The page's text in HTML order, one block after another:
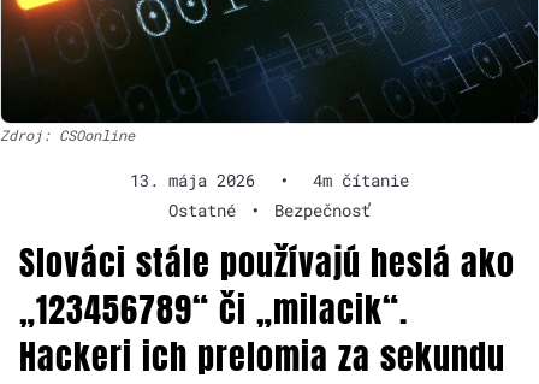
Zdroj: CSOonline
13. mája 2026 •
4m čítanie
Ostatné
• Bezpečnosť
Slováci stále používajú heslá ako
„123456789“ či „milacik“.
Hackeri ich prelomia za sekundu